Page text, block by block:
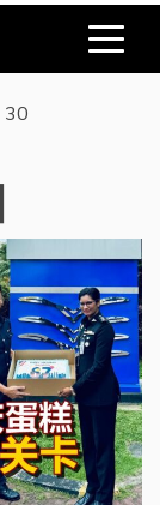
30